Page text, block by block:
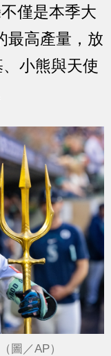
僅是本季大
最高產量，放
小熊與天使
圖／AP）